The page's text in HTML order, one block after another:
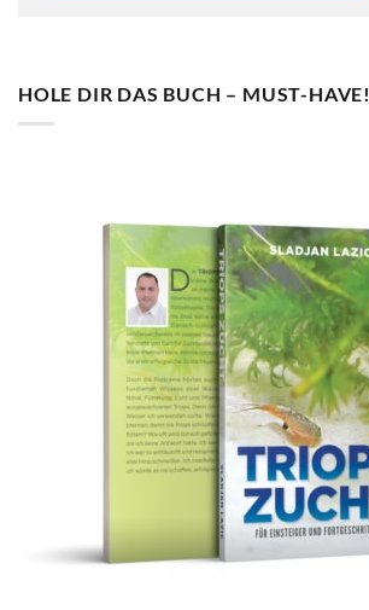
HOLE DIR DAS BUCH – MUST-HAVE!